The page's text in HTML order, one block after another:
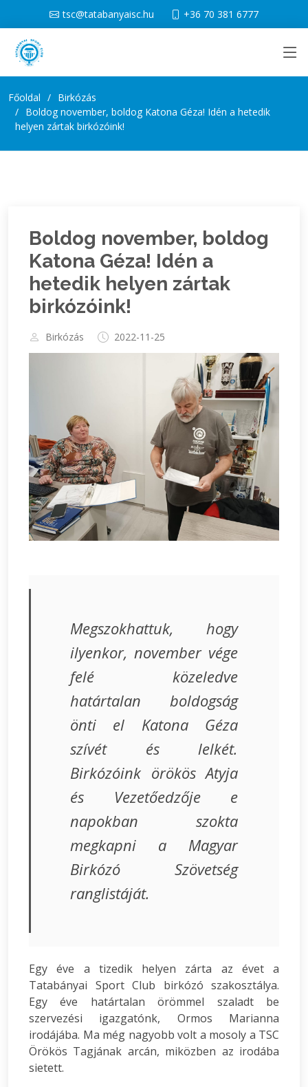
tsc@tatabanyaisc.hu +36 70 381 6777
Főoldal
Birkózás
Boldog november, boldog Katona Géza! Idén a hetedik
helyen zártak birkózóink!
Boldog november, boldog
Katona Géza! Idén a
hetedik helyen zártak
birkózóink!
Birkózás 2022-11-25
Megszokhattuk, hogy
ilyenkor, november vége
felé közeledve
határtalan boldogság
önti el Katona Géza
szívét és lelkét.
Birkózóink örökös Atyja
és Vezetőedzője e
napokban szokta
megkapni a Magyar
Birkózó Szövetség
ranglistáját.
Egy éve a tizedik helyen zárta az évet a
Tatabányai Sport Club birkózó szakosztálya.
Egy éve határtalan örömmel szaladt be
szervezési igazgatónk, Ormos Marianna
irodájába. Ma még nagyobb volt a mosoly a TSC
Örökös Tagjának arcán, miközben az irodába
sietett.